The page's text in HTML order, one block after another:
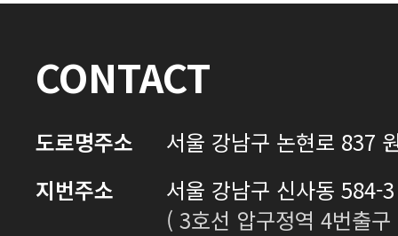
CONTACT
도로명주소
서울 강남구 논현로 837
지번주소
서울 강남구 신사동 584-
( 3호선 압구정역 4번출